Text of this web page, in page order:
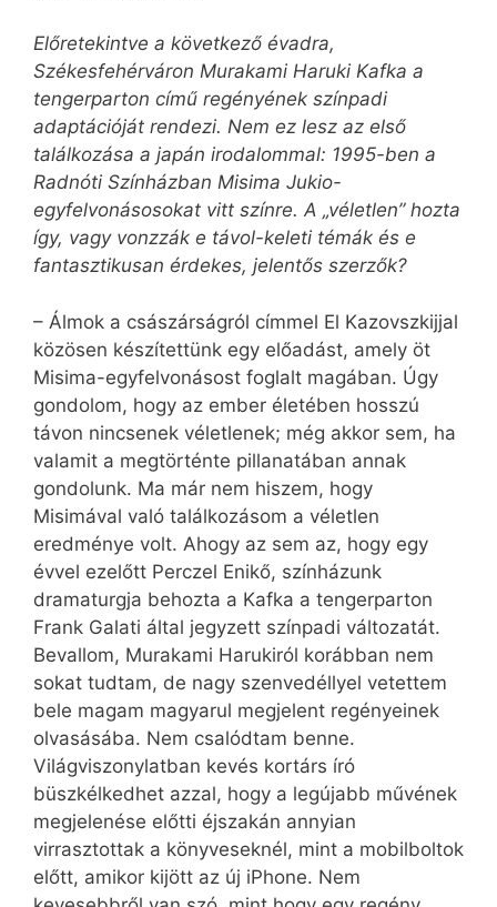
Előretekintve a következő évadra,
Székesfehérváron Murakami Haruki Kafka a
tengerparton című regényének színpadi
adaptációját rendezi. Nem ez lesz az első
találkozása a japán irodalommal: 1995-ben a
Radnóti Színházban Misima Jukio-
egyfelvonásosokat vitt színre. A „véletlen” hozta
így, vagy vonzzák e távol-keleti témák és e
fantasztikusan érdekes, jelentős szerzők?
– Álmok a császárságról címmel El Kazovszkijjal
közösen készítettünk egy elő­adást, amely öt
Misima-egyfelvonásost foglalt magában. Úgy
gondolom, hogy az ember életében hosszú
távon nincsenek véletlenek; még akkor sem, ha
valamit a megtörténte pillanatában annak
gondolunk. Ma már nem hiszem, hogy
Misimával való találkozásom a véletlen
eredménye volt. Ahogy az sem az, hogy egy
évvel ezelőtt Perczel Enikő, színházunk
dramaturgja behozta a Kafka a tengerparton
Frank Galati által jegyzett színpadi változatát.
Bevallom, Murakami Haruki­ról korábban nem
sokat tudtam, de nagy szenvedéllyel vetettem
bele magam magyarul megjelent regényeinek
olvasásába. Nem csalódtam benne.
Világviszonylatban kevés kortárs író
büszkélkedhet azzal, hogy a legújabb művének
megjelenése előtti éjszakán annyian
virrasztottak a könyveseknél, mint a mobilboltok
előtt, amikor kijött az új iPhone. Nem